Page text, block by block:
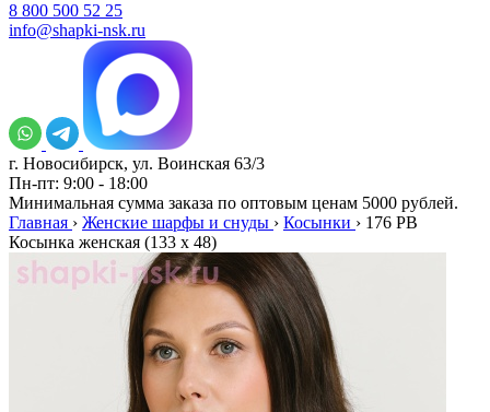
8 800 500 52 25
info@shapki-nsk.ru
г. Новосибирск, ул. Воинская 63/3
Пн-пт: 9:00 - 18:00
Минимальная сумма заказа по оптовым ценам 5000 рублей.
Главная › Женские шарфы и снуды › Косынки › 176 PB
Косынка женская (133 х 48)